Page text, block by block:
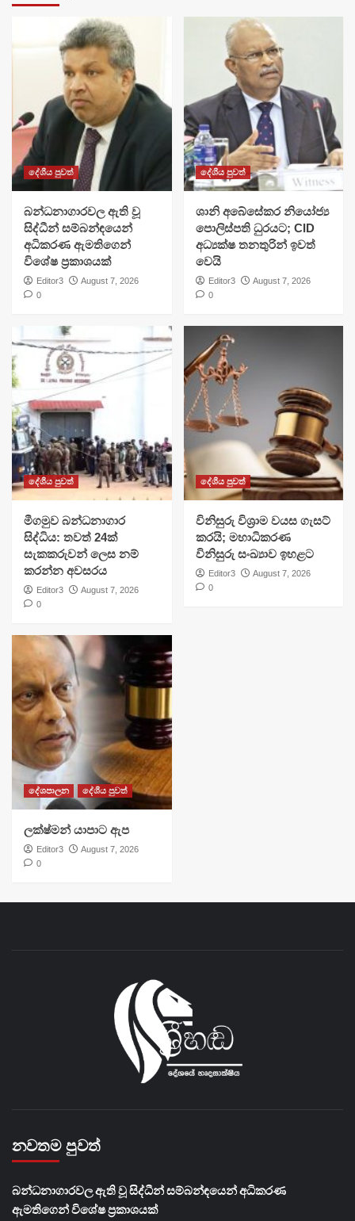
දේශීය පුවත්
බන්ධනාගාරවල ඇති වූ
සිද්ධීන් සම්බන්ඳයෙන්
අධිකරණ ඇමතිගෙන්
විශේෂ ප්‍රකාශයක්
Editor3
August 7, 2026
0
දේශීය පුවත්
ශානි අබේසේකර නියෝජ්‍ය
පොලිස්පති ධුරයට; CID
අධ්‍යක්ෂ තනතුරින් ඉවත්
වෙයි
Editor3
August 7, 2026
0
දේශීය පුවත්
මීගමුව බන්ධනාගාර
සිද්ධිය: තවත් 24ක්
සැකකරුවන් ලෙස නම්
කරන්න අවසරය
Editor3
August 7, 2026
0
දේශීය පුවත්
විනිසුරු විශ්‍රාම වයස ගැසට්
කරයි; මහාධිකරණ
විනිසුරු සංඛ්‍යාව ඉහළට
Editor3
August 7, 2026
0
දේශපාලන දේශීය පුවත්
ලක්ෂ්මන් යාපාට ඇප
Editor3
August 7, 2026
0
නවතම පුවත්
බන්ධනාගාරවල ඇති වූ සිද්ධීන් සම්බන්ඳයෙන් අධිකරණ
ඇමතිගෙන් විශේෂ ප්‍රකාශයක්